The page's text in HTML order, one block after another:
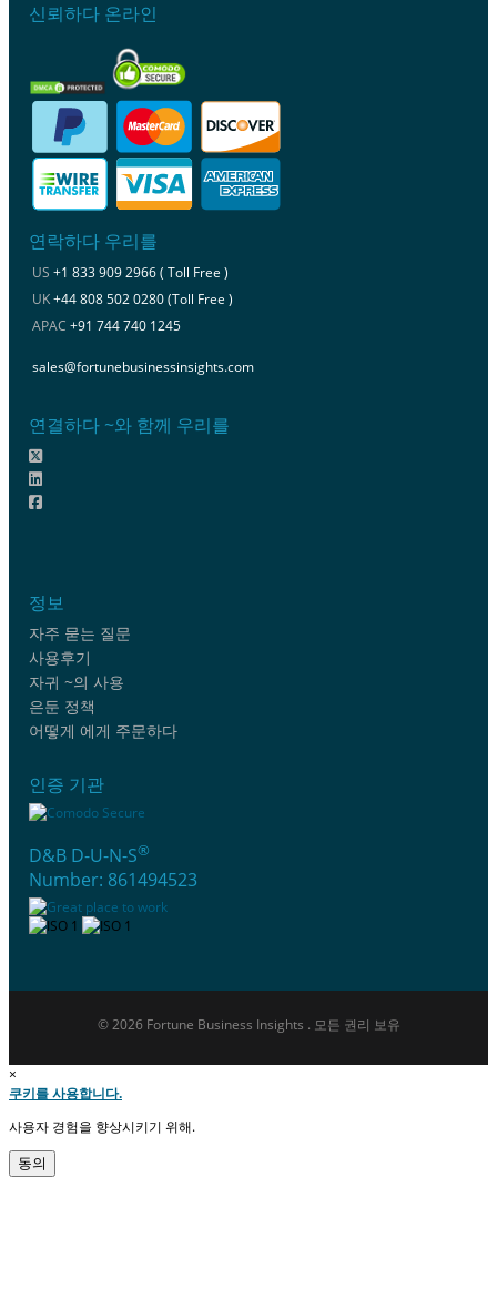
신뢰하다 온라인
연락하다 우리를
US +1 833 909 2966 ( Toll Free )
UK+44 808 502 0280 (Toll Free )
APAC +91 744 740 1245
sales@fortunebusinessinsights.com
연결하다 ~와 함께 우리를
정보
자주 묻는 질문
사용후기
자귀 ~의 사용
은둔 정책
어떻게 에게 주문하다
인증 기관
D&B D-U-N-S®
Number: 861494523
© 2026 Fortune Business Insights . 모든 권리 보유
×
쿠키를 사용합니다.
사용자 경험을 향상시키기 위해.
동의